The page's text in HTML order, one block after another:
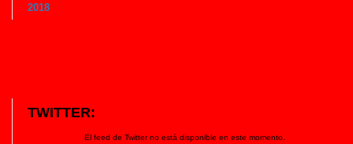
2018
TWITTER:
El feed de Twitter no está disponible en este momento.